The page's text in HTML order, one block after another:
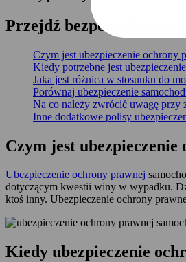
Przejdź bezpośrednio
Czym jest ubezpieczenie ochrony
Kiedy potrzebne jest
Jaka jest różnica w stosunku do
Porównaj ubezpieczenie
Na co należy zwrócić uwagę przy
Inne dodatkowe polisy
Czym jest
Ubezpieczenie ochrony prawnej
dotyczącym kwestii winy w wypadku.
ktoś inny. Ubezpieczenie ochrony
Kiedy ubezpieczenie